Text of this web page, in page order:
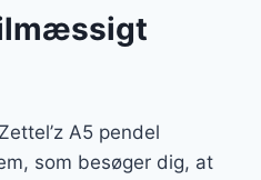
A5 pendel
som besøger dig, at